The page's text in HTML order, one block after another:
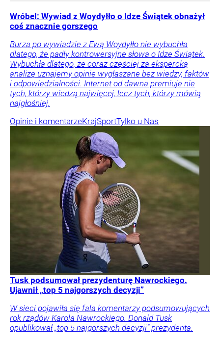
Wróbel: Wywiad z Woydyłło o Idze Świątek obnażył
coś znacznie gorszego
Burza po wywiadzie z Ewą Woydyłło nie wybuchła
dlatego, że padły kontrowersyjne słowa o Idze Świątek.
Wybuchła dlatego, że coraz częściej za ekspercką
analizę uznajemy opinie wygłaszane bez wiedzy, faktów
i odpowiedzialności. Internet od dawna premiuje nie
tych, którzy wiedzą najwięcej, lecz tych, którzy mówią
najgłośniej.
Opinie i komentarzeKrajSportTylko u Nas
Tusk podsumował prezydenturę Nawrockiego.
Ujawnił „top 5 najgorszych decyzji”
W sieci pojawiła się fala komentarzy podsumowujących
rok rządów Karola Nawrockiego. Donald Tusk
opublikował „top 5 najgorszych decyzji” prezydenta.